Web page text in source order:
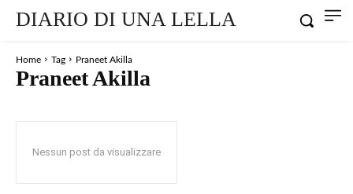
DIARIO DI UNA LELLA
Home Tag Praneet Akilla
Praneet Akilla
Nessun post da visualizzare